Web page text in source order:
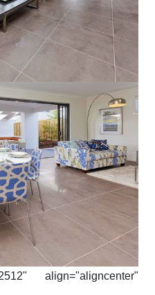
align="aligncenter"